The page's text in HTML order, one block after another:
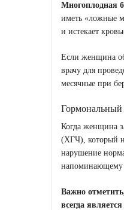
Многоплодная
иметь «ложные
и истекает
Если женщина
врачу для
месячные при
Когда женщина
(ХГЧ), который
нарушение
напоминающему
Важно
всегда